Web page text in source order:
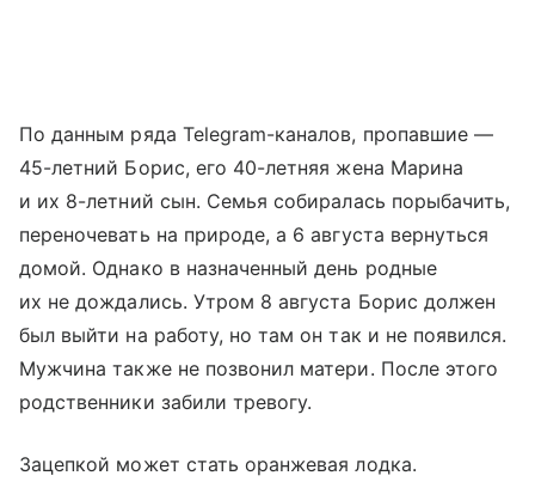
По данным ряда Telegram-каналов, пропавшие —
45-летний Борис, его 40-летняя жена Марина
и их 8-летний сын. Семья собиралась порыбачить,
переночевать на природе, а 6 августа вернуться
домой. Однако в назначенный день родные
их не дождались. Утром 8 августа Борис должен
был выйти на работу, но там он так и не появился.
Мужчина также не позвонил матери. После этого
родственники забили тревогу.
Зацепкой может стать оранжевая лодка.